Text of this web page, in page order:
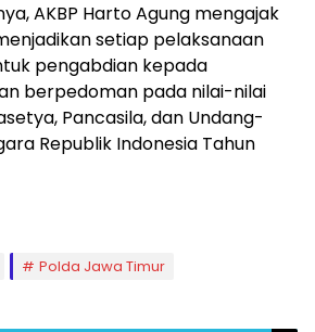
AKBP Harto Agung mengajak
setiap pelaksanaan
pengabdian kepada
berpedoman pada nilai-nilai
Pancasila, dan Undang-
Republik Indonesia Tahun
Polda Jawa Timur